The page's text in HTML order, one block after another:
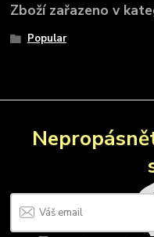
Zboží zařazeno v
Popular